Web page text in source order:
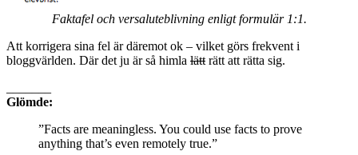
Faktafel och versaluteblivning enligt formulär 1:1.
Att korrigera sina fel är däremot ok – vilket görs frekvent i
bloggvärlden. Där det ju är så himla lätt rätt att rätta sig.
Glömde:
”Facts are meaningless. You could use facts to prove
anything that’s even remotely true.”